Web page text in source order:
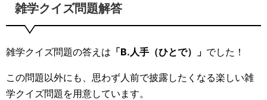
雑学クイズ問題解答
雑学クイズ問題の答えは 「B.人手（ひとで）」 でした！
この問題以外にも、思わず人前で披露したくなる楽しい雑
学クイズ問題を用意しています。